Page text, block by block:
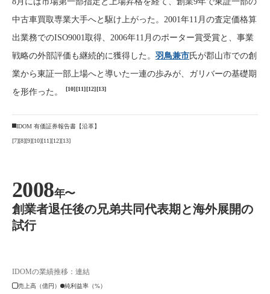
中古車買取専業大手へと駆け上がった。2001年11月の査定価格算
出業務でのISO9001取得、2006年11月のポーター賞受賞と、事業
戦略の外部評価も継続的に獲得した。 羽鳥兼市氏が郡山市での創
業から東証一部上場へと導いた一連の歩みが、ガリバーの基礎期
を形作った。
[10] [11] [12] [13]
IDOM 有価証券報告書【沿革】
[7][8][9][10][11][12][13]
2008年〜
創業者退任後の兄弟共同代表期と海外展開の
試行
IDOMの業績推移：連結
売上高（億円）
純利益率（%）